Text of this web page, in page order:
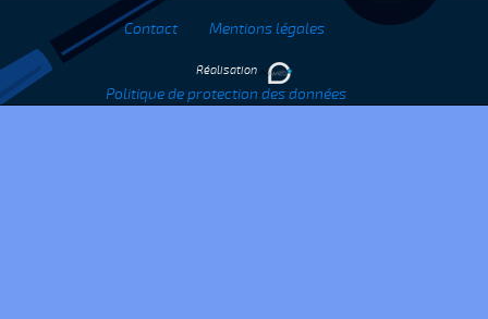
Contact Mentions légales
Politique de protection des données
Réalisation